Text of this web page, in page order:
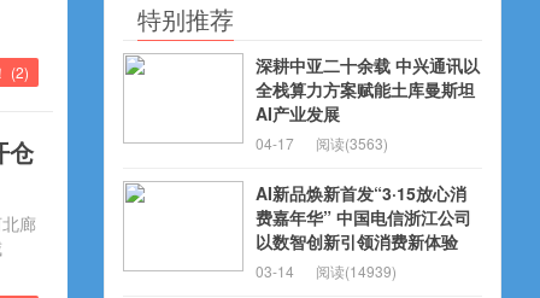
(2)
仓
廊
特别推荐
深耕中亚二十余载 中兴通讯以
全栈算力方案赋能土库曼斯坦
AI产业发展
04-17 阅读(3563)
AI新品焕新首发“3·15放心消
费嘉年华” 中国电信浙江公司
以数智创新引领消费新体验
03-14 阅读(14939)